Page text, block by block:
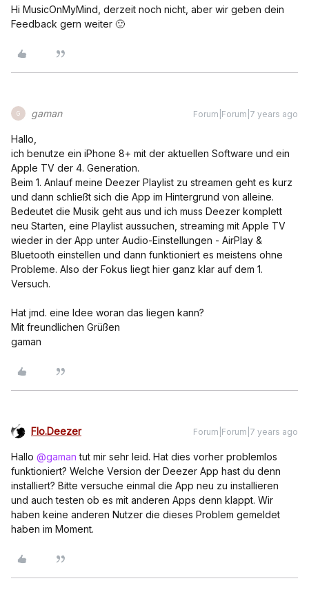
Hi MusicOnMyMind, derzeit noch nicht, aber wir geben dein
Feedback gern weiter 🙂
G gaman Forum|Forum|7 years ago
Hallo,
ich benutze ein iPhone 8+ mit der aktuellen Software und ein
Apple TV der 4. Generation.
Beim 1. Anlauf meine Deezer Playlist zu streamen geht es kurz
und dann schließt sich die App im Hintergrund von alleine.
Bedeutet die Musik geht aus und ich muss Deezer komplett
neu Starten, eine Playlist aussuchen, streaming mit Apple TV
wieder in der App unter Audio-Einstellungen - AirPlay &
Bluetooth einstellen und dann funktioniert es meistens ohne
Probleme. Also der Fokus liegt hier ganz klar auf dem 1.
Versuch.
Hat jmd. eine Idee woran das liegen kann?
Mit freundlichen Grüßen
gaman
Flo.Deezer Forum|Forum|7 years ago
Hallo @gaman tut mir sehr leid. Hat dies vorher problemlos
funktioniert? Welche Version der Deezer App hast du denn
installiert? Bitte versuche einmal die App neu zu installieren
und auch testen ob es mit anderen Apps denn klappt. Wir
haben keine anderen Nutzer die dieses Problem gemeldet
haben im Moment.